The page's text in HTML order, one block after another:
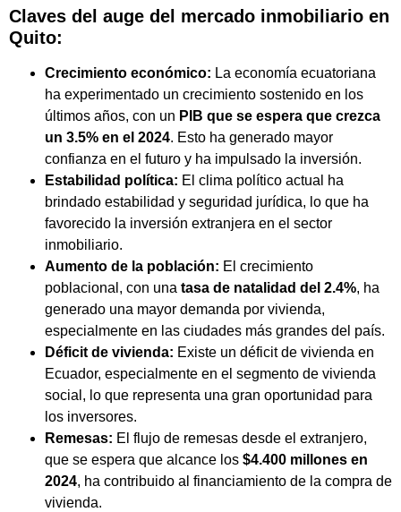
Claves del auge del mercado inmobiliario en
Quito:
Crecimiento económico: La economía ecuatoriana
ha experimentado un crecimiento sostenido en los
últimos años, con un PIB que se espera que crezca
un 3.5% en el 2024. Esto ha generado mayor
confianza en el futuro y ha impulsado la inversión.
Estabilidad política: El clima político actual ha
brindado estabilidad y seguridad jurídica, lo que ha
favorecido la inversión extranjera en el sector
inmobiliario.
Aumento de la población: El crecimiento
poblacional, con una tasa de natalidad del 2.4%, ha
generado una mayor demanda por vivienda,
especialmente en las ciudades más grandes del país.
Déficit de vivienda: Existe un déficit de vivienda en
Ecuador, especialmente en el segmento de vivienda
social, lo que representa una gran oportunidad para
los inversores.
Remesas: El flujo de remesas desde el extranjero,
que se espera que alcance los $4.400 millones en
2024, ha contribuido al financiamiento de la compra de
vivienda.